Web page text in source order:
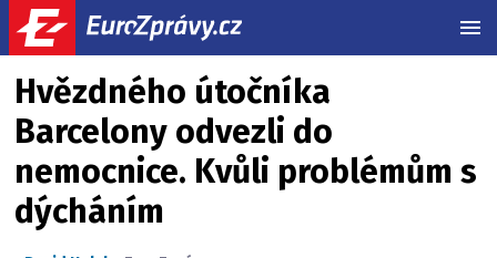
Hvězdného útočníka
Barcelony odvezli do
nemocnice. Kvůli problémům s
dýcháním